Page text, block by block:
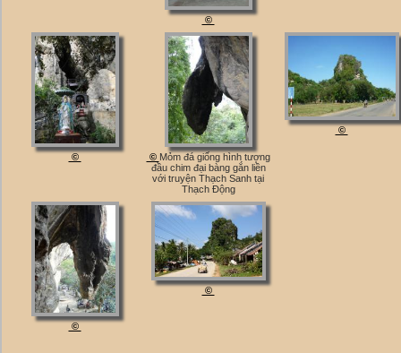
©
© © Mỏm đá giống hình tượng
đầu chim đại bàng gắn liền
với truyện Thạch Sanh tại
Thạch Động
©
©
©